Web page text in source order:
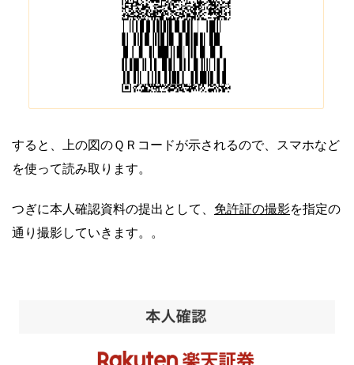
すると、上の図のＱＲコードが示されるので、スマホなど
を使って読み取ります。
つぎに本人確認資料の提出として、 免許証の撮影を指定の
通り撮影していきます。。